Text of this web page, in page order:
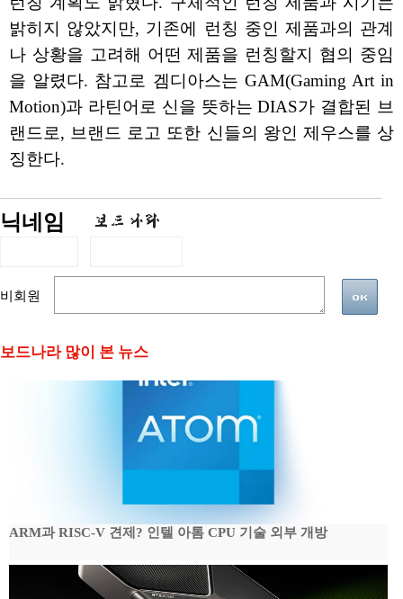
밝히지 않았지만, 기존에 런칭 중인 제품과의 관계
나 상황을 고려해 어떤 제품을 런칭할지 협의 중임
을 알렸다. 참고로 겜디아스는 GAM(Gaming Art in
Motion)과 라틴어로 신을 뜻하는 DIAS가 결합된 브
랜드로, 브랜드 로고 또한 신들의 왕인 제우스를 상
징한다.
닉네임
비회원
보드나라 많이 본 뉴스
ARM과 RISC-V 견제? 인텔 아톰 CPU 기술 외부 개방